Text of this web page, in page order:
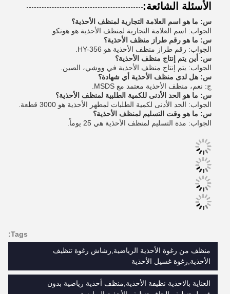
الأسئلة الشائعة:
س: ما هو اسم العلامة التجارية لمنظف الأحذية؟
الجواب: اسم العلامة التجارية لمنظف الأحذية هو هونكو.
س: ما هو رقم طراز منظف الأحذية؟
الجواب: رقم طراز منظف الأحذية هو HY-356.
س: أين يتم إنتاج منظف الأحذية؟
الجواب: يتم إنتاج منظف الأحذية في ووشي، الصين.
س: هل لدى منظف الأحذية أي شهادة؟
ج: نعم، منظف الأحذية معتمد مع MSDS.
س: ما هو الحد الأدنى للكمية الطلبية لمنظف الأحذية؟
الجواب: الحد الأدنى لكمية الطلبات لمطهر الأحذية هو 3000 قطعة.
س: ما هو وقت التسليم لمنظف الأحذية؟
الجواب: مدة التسليم لمنظف الأحذية هي 25 يوماً.
Tags:
منظف من رغوة الأحذية الرياضية,رشاش رغوة تنظيف
الأحذية,رغوة غسيل الأحذية
العناية بالاحذية نظيفة الأحذية,منظف أحذية رياضية بدون